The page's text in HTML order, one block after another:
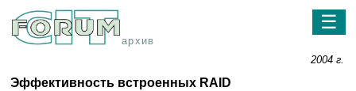
архив
☰
2004 г.
Эффективность встроенных RAID